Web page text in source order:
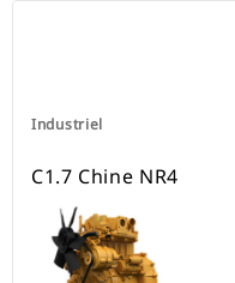
Industriel
C1.7 Chine NR4